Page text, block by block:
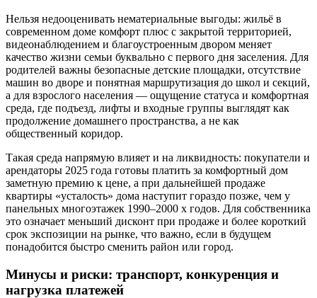
Нельзя недооценивать нематериальные выгоды: жильё в
современном доме комфорт плюс с закрытой территорией,
видеонаблюдением и благоустроенным двором меняет
качество жизни семьи буквально с первого дня заселения. Для
родителей важны безопасные детские площадки, отсутствие
машин во дворе и понятная маршрутизация до школ и секций,
а для взрослого населения — ощущение статуса и комфортная
среда, где подъезд, лифты и входные группы выглядят как
продолжение домашнего пространства, а не как
общественный коридор.
Такая среда напрямую влияет и на ликвидность: покупатели и
арендаторы 2025 года готовы платить за комфортный дом
заметную премию к цене, а при дальнейшей продаже
квартиры «усталость» дома наступит гораздо позже, чем у
панельных многоэтажек 1990–2000 х годов. Для собственника
это означает меньший дисконт при продаже и более короткий
срок экспозиции на рынке, что важно, если в будущем
понадобится быстро сменить район или город.
Минусы и риски: транспорт, конкуренция и
нагрузка платежей